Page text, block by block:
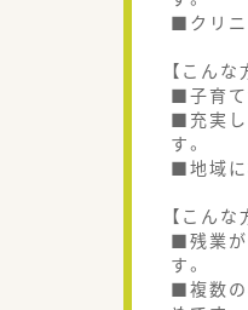
■クリニ
【こんな
■子育て
■充実し
す。
■地域に
【こんな
■残業が
す。
■複数の